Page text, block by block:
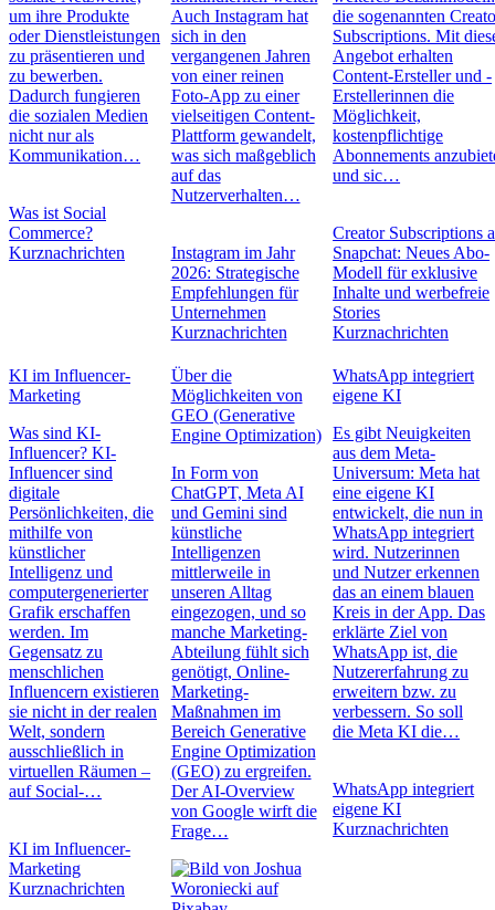
um ihre Produkte
oder Dienstleistungen
zu präsentieren und
zu bewerben.
Dadurch fungieren
die sozialen Medien
nicht nur als
Kommunikation…
Was ist Social
Commerce?
Kurznachrichten
Auch Instagram hat
sich in den
vergangenen Jahren
von einer reinen
Foto-App zu einer
vielseitigen Content-
Plattform gewandelt,
was sich maßgeblich
auf das
Nutzerverhalten…
Instagram im Jahr
2026: Strategische
Empfehlungen für
Unternehmen
Kurznachrichten
die sogenannten
Subscriptions. Mit
Angebot erhalten
Content-Ersteller und -
Erstellerinnen die
Möglichkeit,
kostenpflichtige
Abonnements
und sic…
Creator Subscriptions
Snapchat: Neues Abo-
Modell für exklusive
Inhalte und werbefreie
Stories
Kurznachrichten
KI im Influencer-
Marketing
Was sind KI-
Influencer? KI-
Influencer sind
digitale
Persönlichkeiten, die
mithilfe von
künstlicher
Intelligenz und
computergenerierter
Grafik erschaffen
werden. Im
Gegensatz zu
menschlichen
Influencern existieren
sie nicht in der realen
Welt, sondern
ausschließlich in
virtuellen Räumen –
auf Social-…
KI im Influencer-
Marketing
Kurznachrichten
Über die
Möglichkeiten von
GEO (Generative
Engine Optimization)
In Form von
ChatGPT, Meta AI
und Gemini sind
künstliche
Intelligenzen
mittlerweile in
unseren Alltag
eingezogen, und so
manche Marketing-
Abteilung fühlt sich
genötigt, Online-
Marketing-
Maßnahmen im
Bereich Generative
Engine Optimization
(GEO) zu ergreifen.
Der AI-Overview
von Google wirft die
Frage…
WhatsApp integriert
eigene KI
Es gibt Neuigkeiten
aus dem Meta-
Universum: Meta hat
eine eigene KI
entwickelt, die nun in
WhatsApp integriert
wird. Nutzerinnen
und Nutzer erkennen
das an einem blauen
Kreis in der App. Das
erklärte Ziel von
WhatsApp ist, die
Nutzererfahrung zu
erweitern bzw. zu
verbessern. So soll
die Meta KI die…
WhatsApp integriert
eigene KI
Kurznachrichten